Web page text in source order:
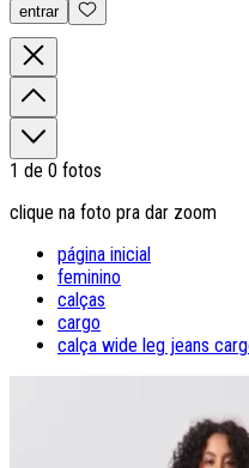
entrar
1 de 0 fotos
clique na foto pra dar zoom
página inicial
feminino
calças
cargo
calça wide leg jeans